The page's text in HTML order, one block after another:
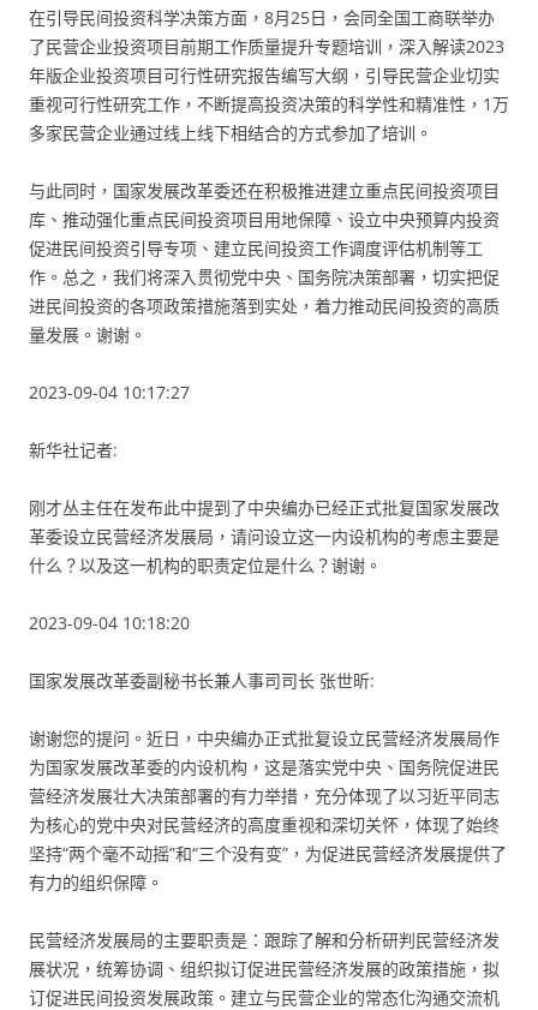
在引导民间投资科学决策方面，8月25日，会同全国工商联举办
了民营企业投资项目前期工作质量提升专题培训，深入解读2023
年版企业投资项目可行性研究报告编写大纲，引导民营企业切实
重视可行性研究工作，不断提高投资决策的科学性和精准性，1万
多家民营企业通过线上线下相结合的方式参加了培训。
与此同时，国家发展改革委还在积极推进建立重点民间投资项目
库、推动强化重点民间投资项目用地保障、设立中央预算内投资
促进民间投资引导专项、建立民间投资工作调度评估机制等工
作。总之，我们将深入贯彻党中央、国务院决策部署，切实把促
进民间投资的各项政策措施落到实处，着力推动民间投资的高质
量发展。谢谢。
2023-09-04 10:17:27
新华社记者:
刚才丛主任在发布此中提到了中央编办已经正式批复国家发展改
革委设立民营经济发展局，请问设立这一内设机构的考虑主要是
什么？以及这一机构的职责定位是什么？谢谢。
2023-09-04 10:18:20
国家发展改革委副秘书长兼人事司司长 张世昕:
谢谢您的提问。近日，中央编办正式批复设立民营经济发展局作
为国家发展改革委的内设机构，这是落实党中央、国务院促进民
营经济发展壮大决策部署的有力举措，充分体现了以习近平同志
为核心的党中央对民营经济的高度重视和深切关怀，体现了始终
坚持“两个毫不动摇”和“三个没有变”，为促进民营经济发展提供了
有力的组织保障。
民营经济发展局的主要职责是：跟踪了解和分析研判民营经济发
展状况，统筹协调、组织拟订促进民营经济发展的政策措施，拟
订促进民间投资发展政策。建立与民营企业的常态化沟通交流机